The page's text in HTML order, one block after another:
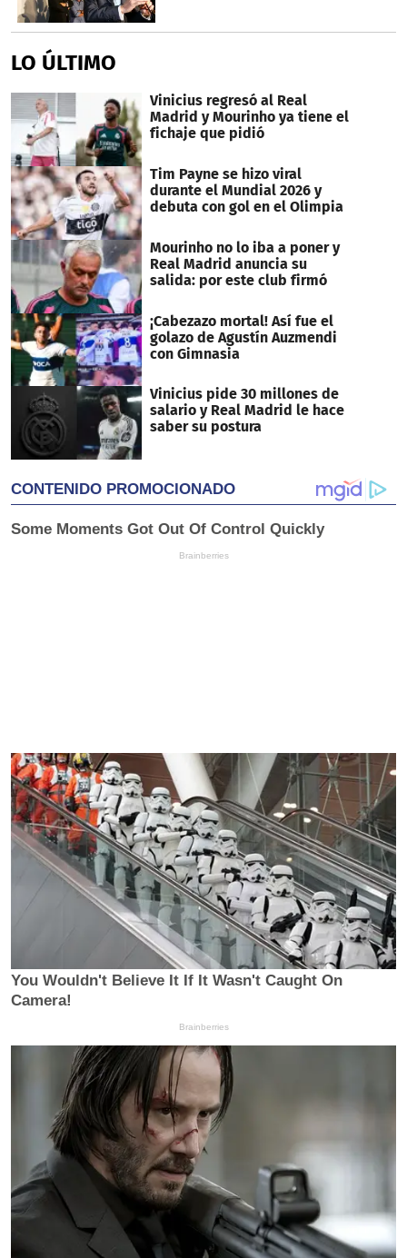
LO ÚLTIMO
Vinicius regresó al Real
Madrid y Mourinho ya tiene el
fichaje que pidió
Tim Payne se hizo viral
durante el Mundial 2026 y
debuta con gol en el Olimpia
Mourinho no lo iba a poner y
Real Madrid anuncia su
salida: por este club firmó
¡Cabezazo mortal! Así fue el
golazo de Agustín Auzmendi
con Gimnasia
Vinicius pide 30 millones de
salario y Real Madrid le hace
saber su postura